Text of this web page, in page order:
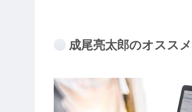
成尾亮太郎のオスス